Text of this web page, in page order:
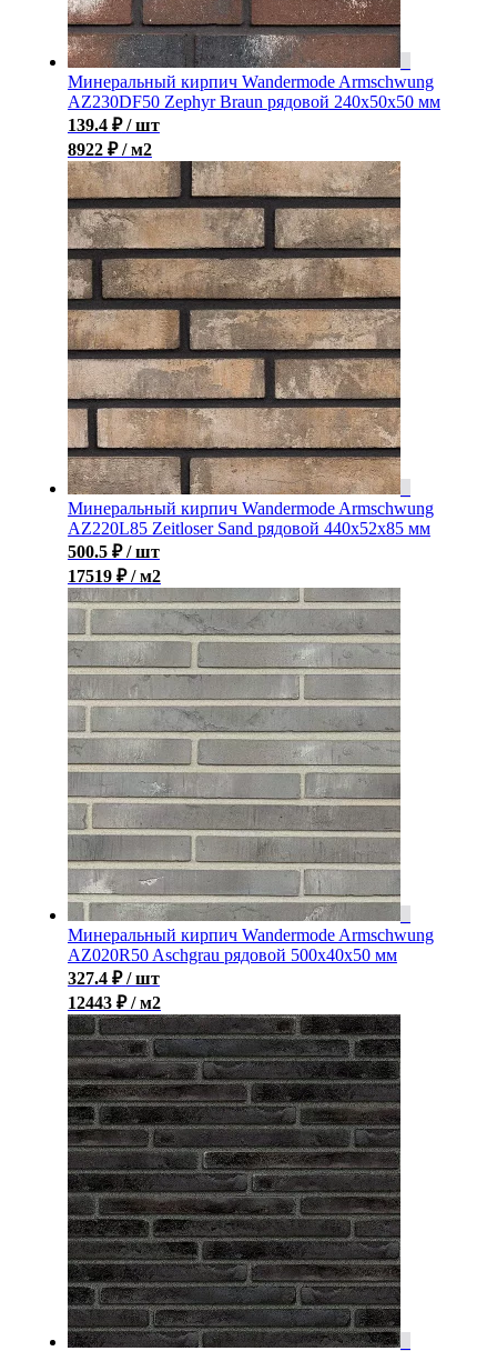
Минеральный кирпич Wandermode Armschwung
AZ230DF50 Zephyr Braun рядовой 240x50x50 мм
139.4 ₽ / шт
8922 ₽ / м2
Минеральный кирпич Wandermode Armschwung
AZ220L85 Zeitloser Sand рядовой 440x52x85 мм
500.5 ₽ / шт
17519 ₽ / м2
Минеральный кирпич Wandermode Armschwung
AZ020R50 Aschgrau рядовой 500x40x50 мм
327.4 ₽ / шт
12443 ₽ / м2